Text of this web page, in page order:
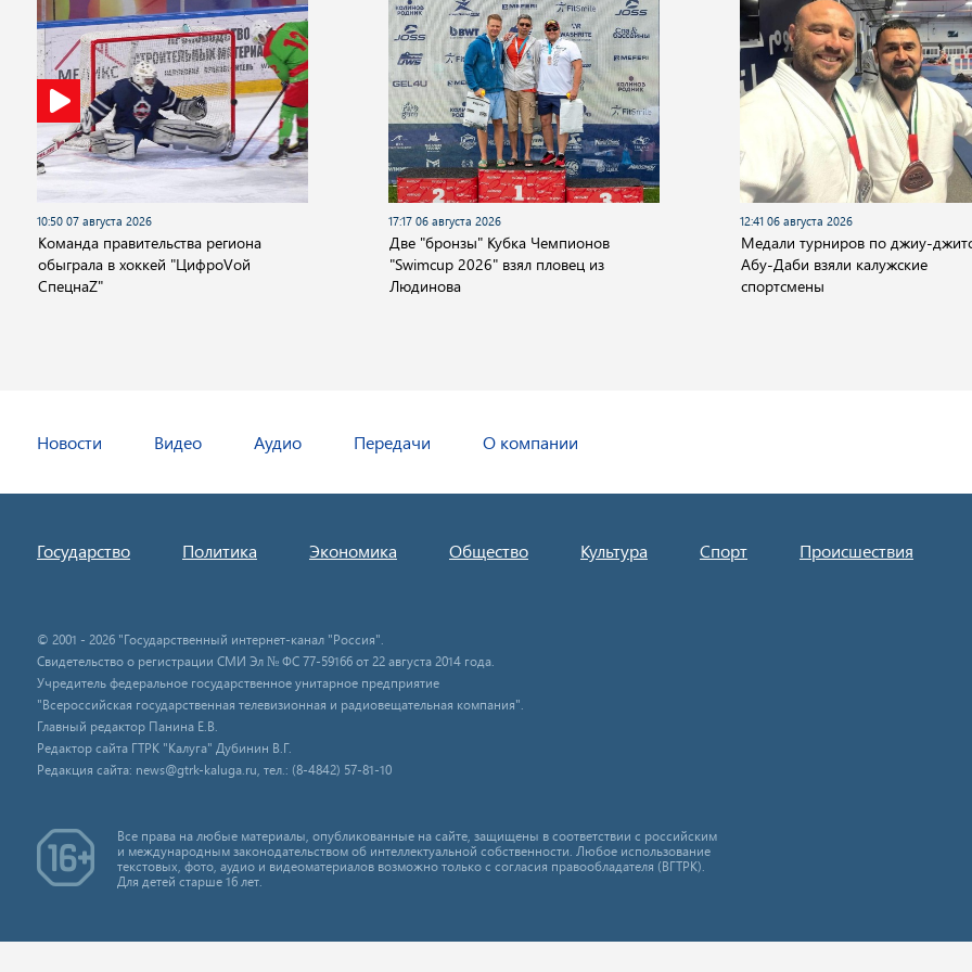
10:50 07 августа 2026
Команда правительства региона
обыграла в хоккей "ЦифроVой
СпецнаZ"
17:17 06 августа 2026
Две "бронзы" Кубка Чемпионов
"Swimcup 2026" взял пловец из
Людинова
12:41 06 августа 2026
Медали турниров по джиу-
Абу-Даби взяли калужские
спортсмены
Новости Видео Аудио Передачи О компании
Государство Политика Экономика Общество Культура Спорт Происшествия
© 2001 - 2026 "Государственный интернет-канал "Россия".
Свидетельство о регистрации СМИ Эл № ФС 77-59166 от 22 августа 2014 года.
Учредитель федеральное государственное унитарное предприятие
"Всероссийская государственная телевизионная и радиовещательная компания".
Главный редактор Панина Е.В.
Редактор сайта ГТРК "Калуга" Дубинин В.Г.
Редакция сайта: news@gtrk-kaluga.ru, тел.: (8-4842) 57-81-10
Все права на любые материалы, опубликованные на сайте, защищены в соответствии с российским
и международным законодательством об интеллектуальной собственности. Любое использование
текстовых, фото, аудио и видеоматериалов возможно только с согласия правообладателя (ВГТРК).
Для детей старше 16 лет.